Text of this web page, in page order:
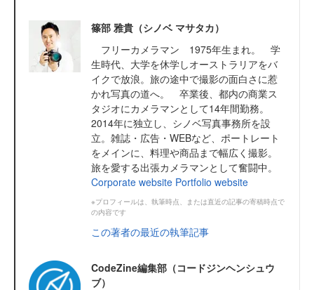
篠部 雅貴（シノベ マサタカ）
フリーカメラマン 1975年生まれ。 学
生時代、大学を休学しオーストラリアをバ
イクで放浪。旅の途中で撮影の面白さに惹
かれ写真の道へ。 卒業後、都内の商業ス
タジオにカメラマンとして14年間勤務。
2014年に独立し、シノベ写真事務所を設
立。雑誌・広告・WEBなど、ポートレート
をメインに、料理や商品まで幅広く撮影。
旅を愛する出張カメラマンとして奮闘中。
Corporate website Portfolio website
※プロフィールは、執筆時点、または直近の記事の寄稿時点で
の内容です
この著者の最近の執筆記事
CodeZine編集部（コードジンヘンシュウ
ブ）